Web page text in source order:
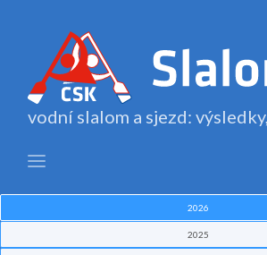
vodní slalom a sjezd:
2026
2025